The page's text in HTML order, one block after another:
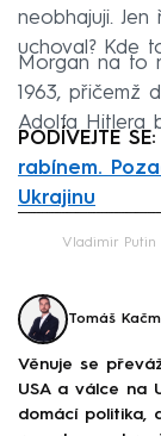
neobhajuji. Jen
uchoval? Kde
Morgan na to
1963, přičemž
Adolfa Hitlera
PODÍVEJTE SE:
rabínem.
Ukrajinu
Vladimir Putin
Tomáš
Věnuje se
USA a válce na
domácí politika,